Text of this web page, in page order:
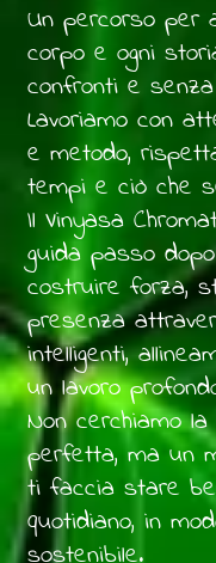
Un percorso per
corpo e ogni
confronti e
Lavoriamo con
e metodo,
tempi e ciò che
Il Vinyasa
guida passo
costruire forza,
presenza
intelligenti,
un lavoro
Non cerchiamo
perfetta, ma un
ti faccia stare
quotidiano, in